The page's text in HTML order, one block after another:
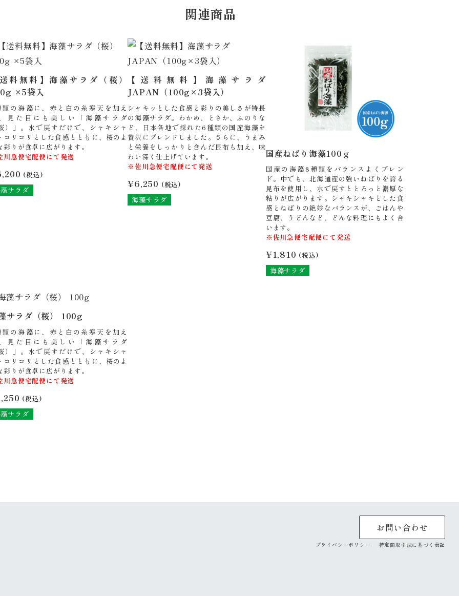
個
関連商品
送料無料】海藻サラダ（桜）
×5袋入
類の海藻に、赤と白の糸寒天を加え
見た目にも美しい「海藻サラダ
桜）」。水で戻すだけで、シャキシャ
コリコリとした食感とともに、桜のよ
彩りが食卓に広がります。
急便宅配便にて発送
(税込)
サラダ
【送料無料】海藻サラダ
JAPAN（100g×3袋入）
シャキッとした食感と彩りの美しさが特長
の海藻サラダ。わかめ、とさか、ふのりな
ど、日本各地で採れた6種類の国産海藻を
贅沢にブレンドしました。さらに、うまみ
と栄養をしっかりと含んだ昆布も加え、味
わい深く仕上げています。
※佐川急便宅配便にて発送
¥6,250 (税込)
海藻サラダ
国産ねばり海藻100ｇ
国産の海藻8種類をバランスよくブレン
ド。中でも、北海道産の強いねばりを誇る
昆布を使用し、水で戻すととろっと濃厚な
粘りが広がります。シャキシャキとした食
感とねばりの絶妙なバランスが、ごはんや
豆腐、うどんなど、どんな料理にもよく合
います。
※佐川急便宅配便にて発送
¥1,810 (税込)
海藻サラダ
サラダ（桜） 100g
類の海藻に、赤と白の糸寒天を加え
見た目にも美しい「海藻サラダ
桜）」。水で戻すだけで、シャキシャ
コリコリとした食感とともに、桜のよ
彩りが食卓に広がります。
急便宅配便にて発送
(税込)
サラダ
お問い合わせ
プライバシーポリシー 特定商取引法に基づく表記